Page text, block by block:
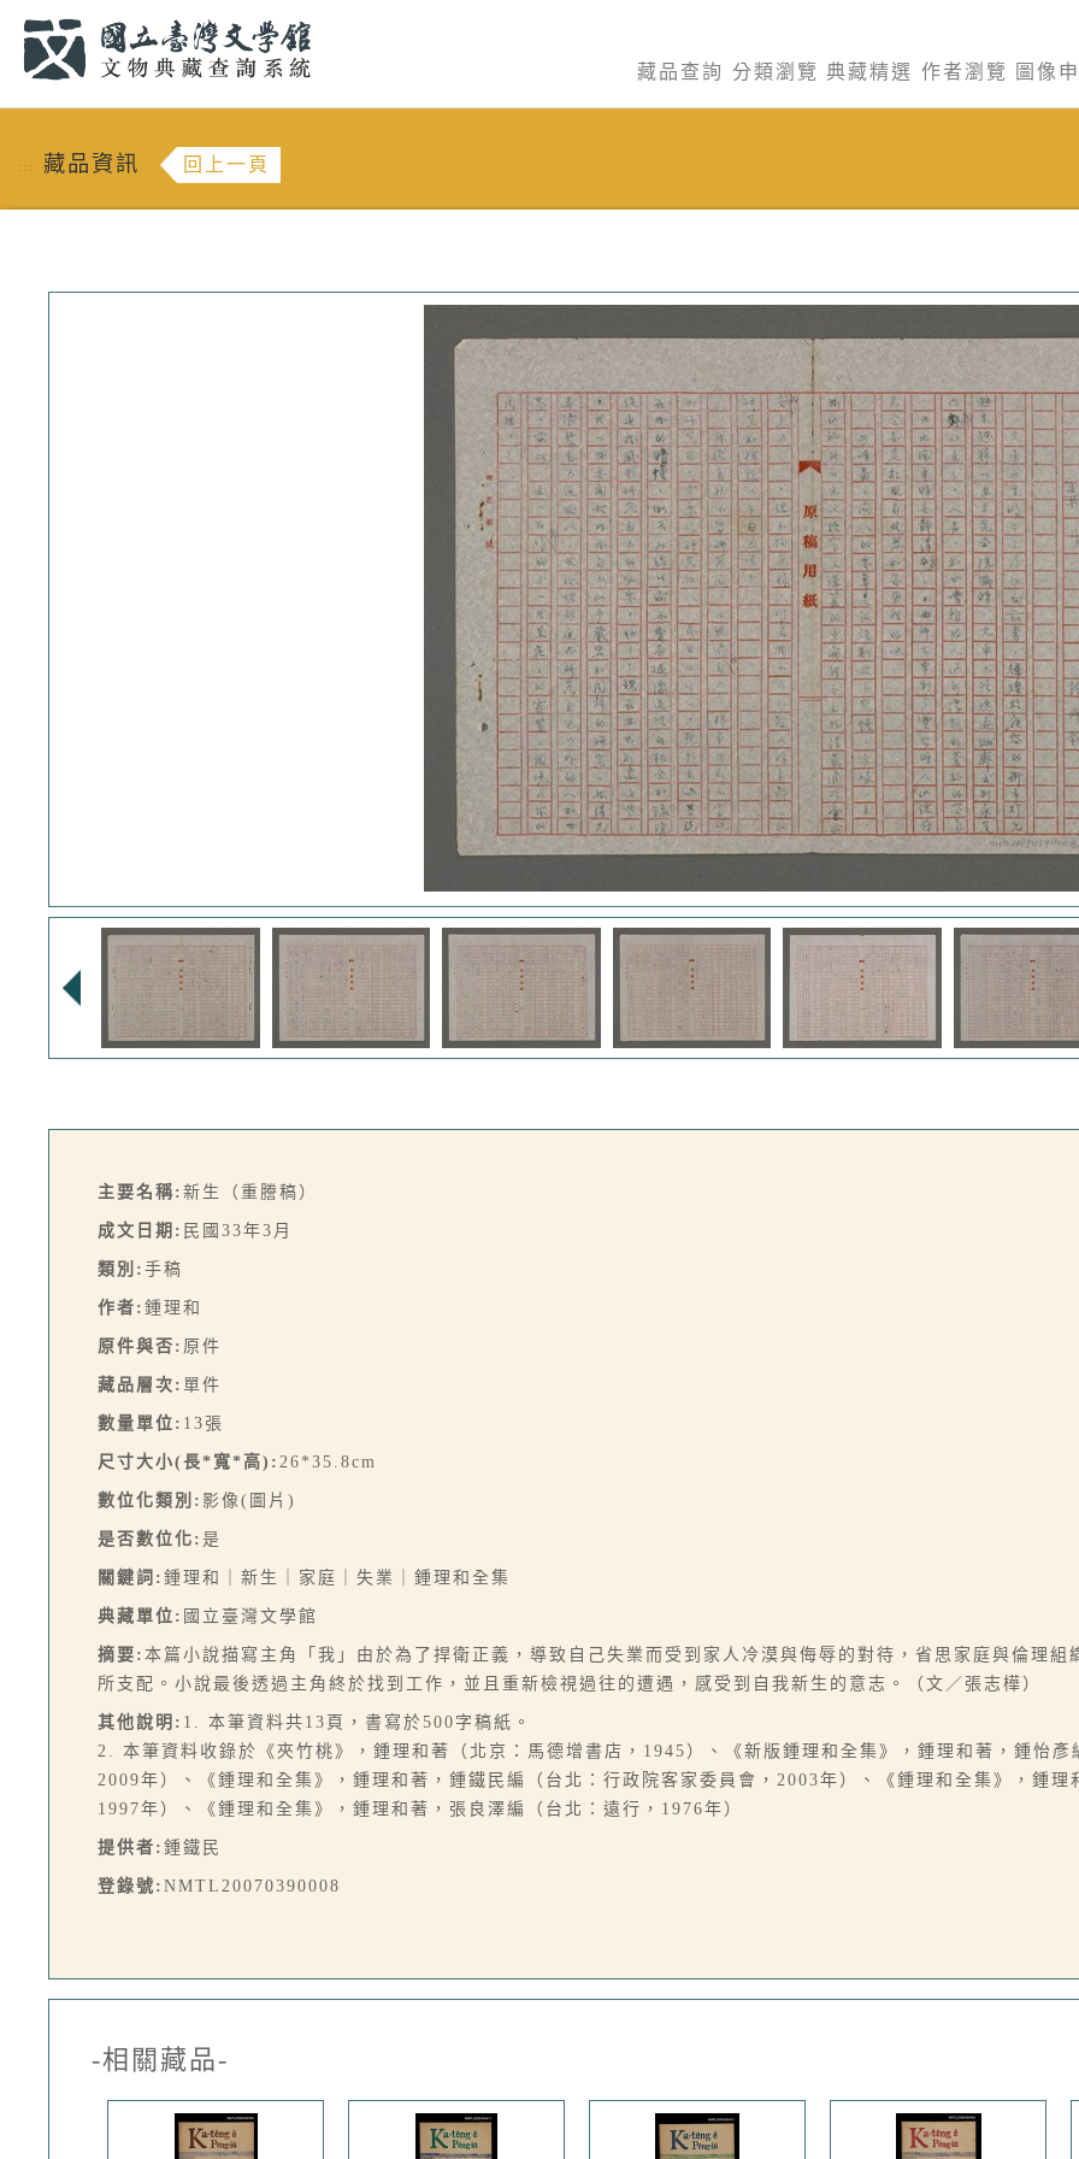
藏品查詢 分類瀏覽 典藏精選 作者瀏覽 圖像
::: 藏品資訊 回上一頁
主要名稱: 新生（重謄稿）
成文日期: 民國33年3月
類別: 手稿
作者: 鍾理和
原件與否: 原件
藏品層次: 單件
數量單位: 13張
尺寸大小(長*寬*高): 26*35.8cm
數位化類別: 影像(圖片)
是否數位化: 是
關鍵詞: 鍾理和｜新生｜家庭｜失業｜鍾理和全集
典藏單位: 國立臺灣文學館
摘要: 本篇小說描寫主角「我」由於為了捍衛正義，導致自己失業而受到家人冷漠與侮辱的對待，省思家庭與倫理
所支配。小說最後透過主角終於找到工作，並且重新檢視過往的遭遇，感受到自我新生的意志。（文／張志樺）
其他說明: 1. 本筆資料共13頁，書寫於500字稿紙。
2. 本筆資料收錄於《夾竹桃》，鍾理和著（北京：馬德增書店，1945）、《新版鍾理和全集》，鍾理和著，鍾怡
2009年）、《鍾理和全集》，鍾理和著，鍾鐵民編（台北：行政院客家委員會，2003年）、《鍾理和全集》，鍾
1997年）、《鍾理和全集》，鍾理和著，張良澤編（台北：遠行，1976年）
提供者: 鍾鐵民
登錄號: NMTL20070390008
-相關藏品-